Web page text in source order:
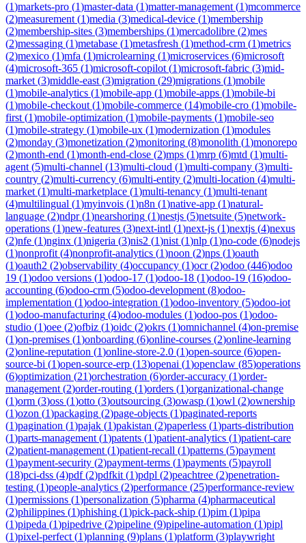
(1)markets-pro (1)master-data (1)matter-management (1)mcommerce
(2)measurement (1)media (3)medical-device (1)membership
(2)membership-sites (3)memberships (1)mercadolibre (2)mes
(2)messaging (1)metabase (1)metasfresh (1)method-crm (1)metrics
(2)mexico (1)mfa (1)microlearning (1)microservices (6)microsoft
(4)microsoft-365 (1)microsoft-copilot (1)microsoft-fabric (3)mid-
market (3)middle-east (3)migration (29)migrations (1)mobile
(1)mobile-analytics (1)mobile-app (1)mobile-apps (1)mobile-bi
(1)mobile-checkout (1)mobile-commerce (14)mobile-cro (1)mobile-
first (1)mobile-optimization (1)mobile-payments (1)mobile-seo
(1)mobile-strategy (1)mobile-ux (1)modernization (1)modules
(2)monday (3)monetization (2)monitoring (8)monolith (1)monorepo
(2)month-end (1)month-end-close (2)mps (1)mrp (6)mtd (1)multi-
agent (5)multi-channel (13)multi-cloud (1)multi-company (3)multi-
country (2)multi-currency (6)multi-entity (2)multi-location (4)multi-
market (1)multi-marketplace (1)multi-tenancy (1)multi-tenant
(4)multilingual (1)myinvois (1)n8n (1)native-app (1)natural-
language (2)ndpr(1)nearshoring (1)nestjs (5)netsuite (5)network-
operations (1)new-features (3)next-intl (1)next-js (1)nextjs (4)nexus
(2)nfe (1)nginx (1)nigeria (3)nis2 (1)nist (1)nlp (1)no-code (6)nodejs
(1)nonprofit (4)nonprofit-analytics (1)noon (2)nps (1)oauth
(1)oauth2 (2)observability (4)occupancy (1)ocr(2)odoo (446)odoo
19 (1)odoo versions (1)odoo-17 (1)odoo-18 (1)odoo-19 (16)odoo-
accounting (6)odoo-crm (5)odoo-development (8)odoo-
implementation (1)odoo-integration (1)odoo-inventory (5)odoo-iot
(1)odoo-manufacturing (4)odoo-modules (1)odoo-pos (1)odoo-
studio (1)oee (2)ofbiz (1)oidc (2)okrs (1)omnichannel (4)on-premise
(1)on-premises (1)onboarding (6)online-courses (2)online-learning
(2)online-reputation (1)online-store-2.0 (1)open-source (6)open-
source-bi (1)open-source-erp (13)openai (1)openclaw (85)operations
(6)optimization (21)orchestration (6)order-accuracy (1)order-
management (2)order-routing (1)orders (1)organizational-change
(1)orm (3)oss (1)otto (3)outsourcing (3)owasp (1)owl (2)ownership
(1)ozon (1)packaging (2)page-objects (1)paginated-reports
(1)pagination (1)pajak (1)pakistan (2)paperless (1)parts-distribution
(1)parts-management (1)patents (1)patient-analytics (1)patient-care
(2)patient-management (1)patient-recall (1)patterns (5)payment
(1)payment-security (2)payment-terms (1)payments (5)payroll
(18)pci-dss (4)pdf(2)pdfkit (1)pdpl (2)peachtree (2)penetration-
testing (1)people-analytics (2)performance (25)performance-review
(1)permissions (1)personalization (5)pharma (4)pharmaceutical
(2)philippines (1)phishing (1)pick-pack-ship (1)pim (1)pipa
(1)pipeda (1)pipedrive (2)pipeline (9)pipeline-automation (1)pipl
(1)pixel-perfect (1)planning (9)plans (1)platform (3)playwright